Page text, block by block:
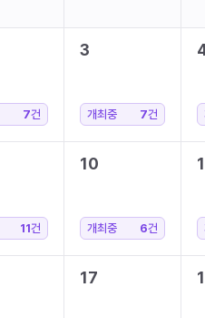
7건
3
개최중 7건
11건
10
개최중 6건
17